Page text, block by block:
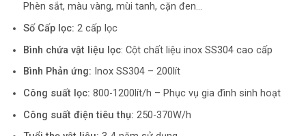
Phèn sắt, màu vàng, mùi tanh, cặn đen…
Số Cấp lọc: 2 cấp lọc
Bình chứa vật liệu lọc: Cột chất liệu inox SS304 cao cấp
Bình Phản ứng: Inox SS304 – 200lít
Công suất lọc: 800-1200lít/h – Phục vụ gia đình sinh hoạt
Công suất điện tiêu thụ: 250-370W/h